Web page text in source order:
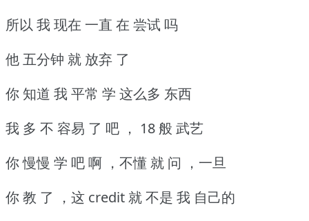
所以 我 现在 一直 在 尝试 吗
他 五分钟 就 放弃 了
你 知道 我 平常 学 这么多 东西
我 多 不 容易 了 吧 ， 18 般 武艺
你 慢慢 学 吧 啊 ，不懂 就 问 ，一旦
你 教 了 ，这 credit 就 不是 我 自己的